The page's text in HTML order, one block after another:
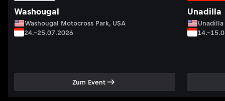
Washougal
Washougal Motocross Park, USA
24.–25.07.2026
Zum Event
Unadilla
Unadilla